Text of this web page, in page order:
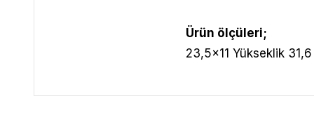
Ürün ölçüleri;
23,5x11 Yükseklik